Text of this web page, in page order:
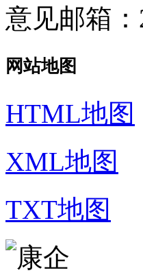
意见邮箱：
网站地图
HTML地图
XML地图
TXT地图